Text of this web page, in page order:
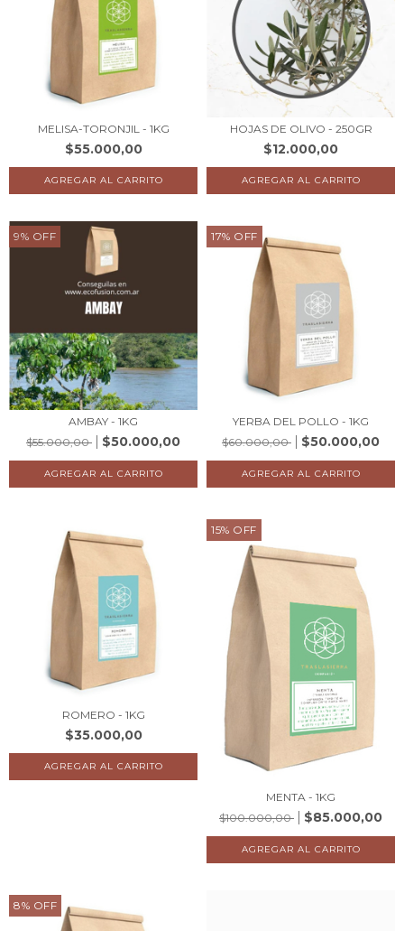
MELISA-TORONJIL - 1KG
$55.000,00
HOJAS DE OLIVO - 250GR
$12.000,00
9% OFF
AMBAY - 1KG
$55.000,00
$50.000,00
17% OFF
YERBA DEL POLLO - 1KG
$60.000,00
$50.000,00
ROMERO - 1KG
$35.000,00
15% OFF
MENTA - 1KG
$100.000,00
$85.000,00
8% OFF